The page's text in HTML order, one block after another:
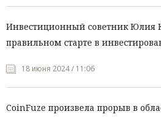
Инвестиционный советник Юлия
правильном старте в
18 июня 2024 / 11:06
CoinFuze произвела прорыв в